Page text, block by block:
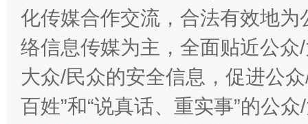
“刷贴”乱象丛生
生
化传媒合作交流，合法有效地
络信息传媒为主，全面贴近公
大众/民众的安全信息，促进公
百姓”和“说真话、重实事”的公